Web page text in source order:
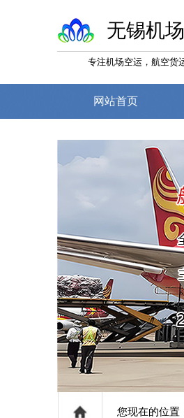
无锡机
专注机场空运，航空货
网站首页
您现在的位置